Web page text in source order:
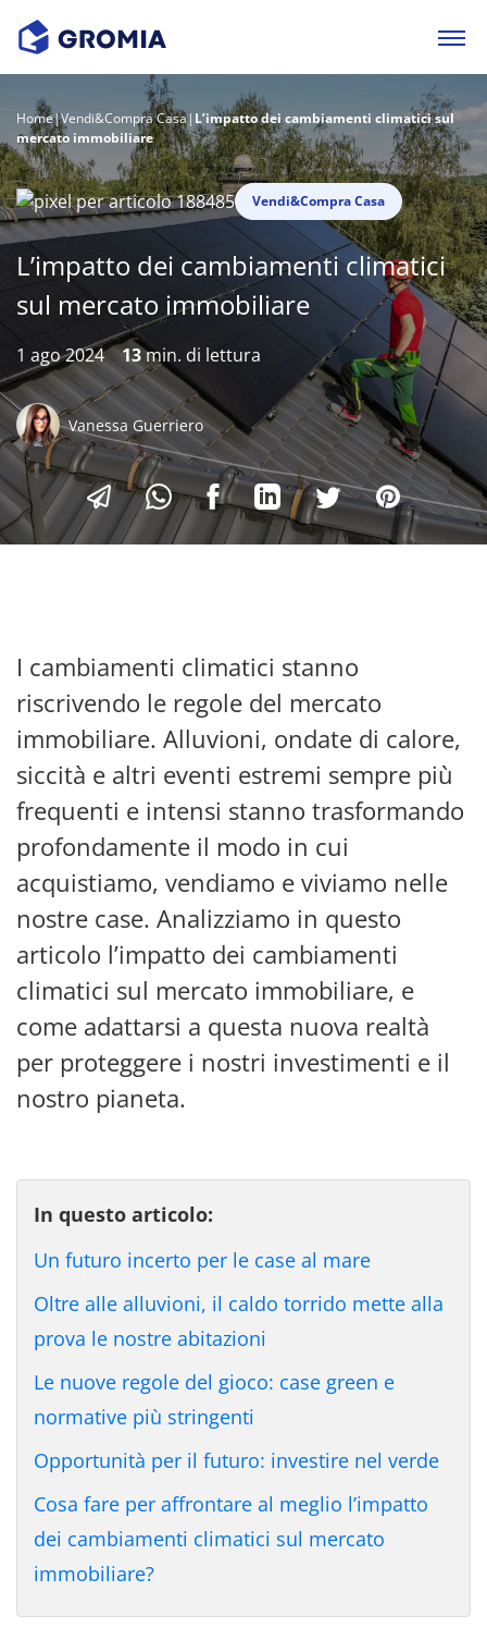
Home|Vendi&Compra Casa| L’impatto dei cambiamenti climatici sul
mercato immobiliare
Vendi&Compra Casa
L’impatto dei cambiamenti climatici
sul mercato immobiliare
1 ago 2024 13min. di lettura
Vanessa Guerriero
I cambiamenti climatici stanno
riscrivendo le regole del mercato
immobiliare. Alluvioni, ondate di calore,
siccità e altri eventi estremi sempre più
frequenti e intensi stanno trasformando
profondamente il modo in cui
acquistiamo, vendiamo e viviamo nelle
nostre case. Analizziamo in questo
articolo l’impatto dei cambiamenti
climatici sul mercato immobiliare, e
come adattarsi a questa nuova realtà
per proteggere i nostri investimenti e il
nostro pianeta.
In questo articolo:
Un futuro incerto per le case al mare
Oltre alle alluvioni, il caldo torrido mette alla
prova le nostre abitazioni
Le nuove regole del gioco: case green e
normative più stringenti
Opportunità per il futuro: investire nel verde
Cosa fare per affrontare al meglio l’impatto
dei cambiamenti climatici sul mercato
immobiliare?